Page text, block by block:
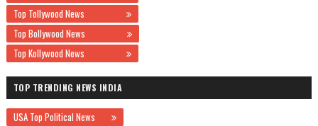
Top Tollywood News
Top Bollywood News
Top Kollywood News
TOP TRENDING NEWS INDIA
USA Top Political News